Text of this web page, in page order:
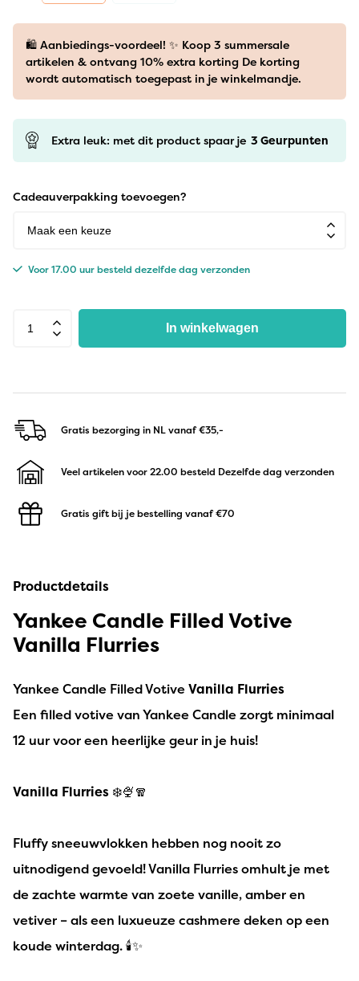
🛍️ Aanbiedings-voordeel! ✨ Koop 3 summersale
artikelen & ontvang 10% extra korting De korting
wordt automatisch toegepast in je winkelmandje.
Extra leuk: met dit product spaar je 3 Geurpunten
Cadeauverpakking toevoegen?
Voor 17.00 uur besteld dezelfde dag verzonden
In winkelwagen
Gratis bezorging in NLvanaf €35,-
Veel artikelen voor 22.00 besteld Dezelfde dag verzonden
Gratis gift bij je bestelling vanaf €70
Productdetails
Yankee Candle Filled Votive
Vanilla Flurries
Yankee Candle Filled Votive Vanilla Flurries
Een filled votive van Yankee Candle zorgt minimaal
12 uur voor een heerlijke geur in je huis!
Vanilla Flurries ❄️🍨🧣
Fluffy sneeuwvlokken hebben nog nooit zo
uitnodigend gevoeld! Vanilla Flurries omhult je met
de zachte warmte van zoete vanille, amber en
vetiver – als een luxueuze cashmere deken op een
koude winterdag. 🕯️✨